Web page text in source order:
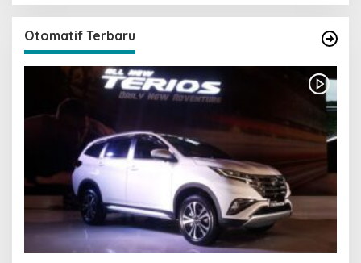
Otomatif Terbaru